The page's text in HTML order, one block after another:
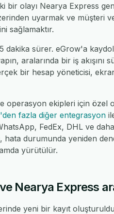
bir olayı Nearya Express
uyarmak ve müşteri
sağlamaktır.
dakika sürer. eGrow'a
aralarında bir iş
bir hesap yöneticisi,
operasyon ekipleri için özel
fazla diğer entegrasyon
FedEx, DHL ve
hata durumunda yeniden
yürütülür.
Nearya Express
yeni bir kayıt